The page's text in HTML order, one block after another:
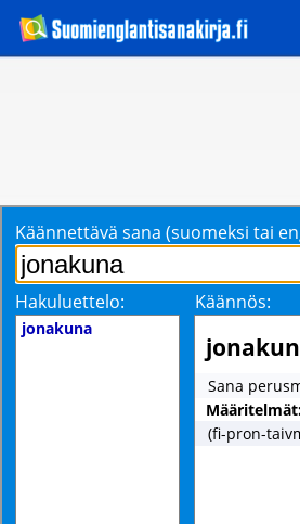
Käännettävä sana (suomeksi tai
Hakuluettelo: Käännös:
jonakuna
Sana
(fi-pron-